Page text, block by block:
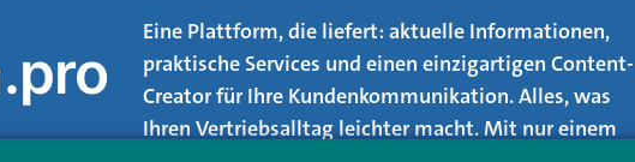
Eine Plattform, die liefert: aktuelle Informationen,
praktische Services und einen einzigartigen Content-
Creator für Ihre Kundenkommunikation. Alles, was
Ihren Vertriebsalltag leichter macht. Mit nur einem